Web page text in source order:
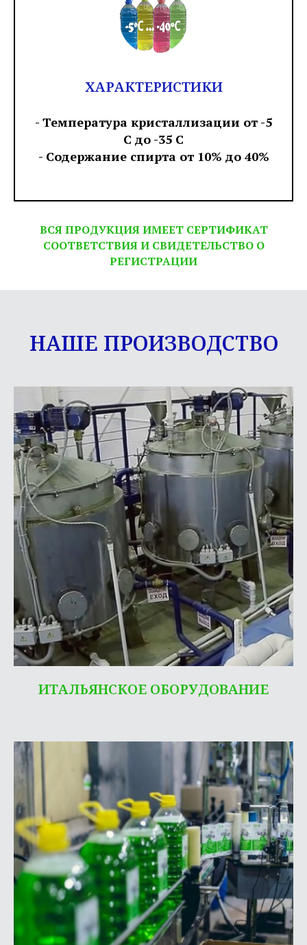
ХАРАКТЕРИСТИКИ
- Температура кристаллизации от -5
С до -35 С
- Содержание спирта от 10% до 40%
ВСЯ ПРОДУКЦИЯ ИМЕЕТ СЕРТИФИКАТ
СООТВЕТСТВИЯ И СВИДЕТЕЛЬСТВО О
РЕГИСТРАЦИИ
НАШЕ ПРОИЗВОДСТВО
ИТАЛЬЯНСКОЕ ОБОРУДОВАНИЕ